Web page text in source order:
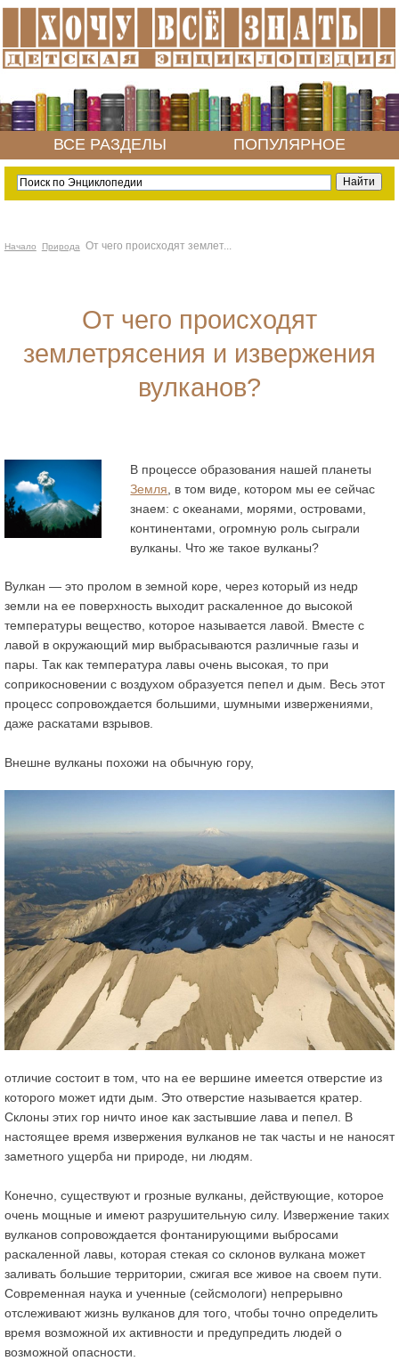
ВСЕ РАЗДЕЛЫ ПОПУЛЯРНОЕ
Начало Природа От чего происходят землет...
От чего происходят
землетрясения и извержения
вулканов?
В процессе образования нашей планеты
Земля , в том виде, котором мы ее сейчас
знаем: с океанами, морями, островами,
континентами, огромную роль сыграли
вулканы. Что же такое вулканы?
Вулкан — это пролом в земной коре, через который из недр
земли на ее поверхность выходит раскаленное до высокой
температуры вещество, которое называется лавой. Вместе с
лавой в окружающий мир выбрасываются различные газы и
пары. Так как температура лавы очень высокая, то при
соприкосновении с воздухом образуется пепел и дым. Весь этот
процесс сопровождается большими, шумными извержениями,
даже раскатами взрывов.
Внешне вулканы похожи на обычную гору,
отличие состоит в том, что на ее вершине имеется отверстие из
которого может идти дым. Это отверстие называется кратер.
Склоны этих гор ничто иное как застывшие лава и пепел. В
настоящее время извержения вулканов не так часты и не наносят
заметного ущерба ни природе, ни людям.
Конечно, существуют и грозные вулканы, действующие, которое
очень мощные и имеют разрушительную силу. Извержение таких
вулканов сопровождается фонтанирующими выбросами
раскаленной лавы, которая стекая со склонов вулкана может
заливать большие территории, сжигая все живое на своем пути.
Современная наука и ученные (сейсмологи) непрерывно
отслеживают жизнь вулканов для того, чтобы точно определить
время возможной их активности и предупредить людей о
возможной опасности.